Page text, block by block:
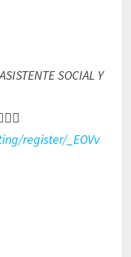
SOCIAL Y
register/_EOVv